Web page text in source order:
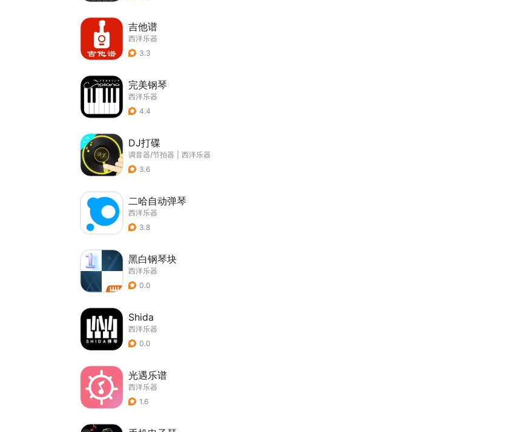
吉他谱
西洋乐器
3.3
完美钢琴
西洋乐器
4.4
DJ打碟
调音器/节拍器
西洋乐器
3.6
二哈自动弹琴
西洋乐器
3.8
黑白钢琴块
西洋乐器
0.0
Shida
西洋乐器
0.0
光遇乐谱
西洋乐器
1.6